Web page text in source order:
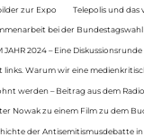
zur Expo Telepolis und das
bei der Bundestagswahl
JAHR 2024 – Eine
links. Warum wir eine
werden – Beitrag aus dem
Nowak zu einem Film zu dem
der Antisemitismusdebatte